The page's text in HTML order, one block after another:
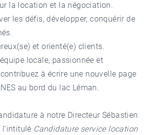
la location et la négociation.
les défis, développer, conquérir de
et orienté(e) clients.
locale, passionnée et
à écrire une nouvelle page
au bord du lac Léman.
à notre Directeur Sébastien
l’intitulé Candidature service location